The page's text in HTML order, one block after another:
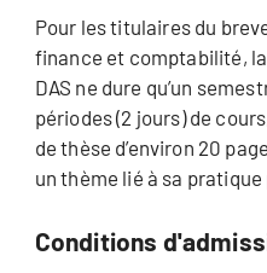
Pour les titulaires du
finance et comptabilité,
DAS ne dure qu’un
périodes (2 jours) de
de thèse d’environ 20
un thème lié à sa
Conditions